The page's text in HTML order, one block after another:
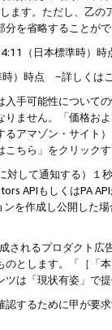
ます。ただし、乙
を省略することが
（日本標準時）
時）時点 −詳しくは
手可能性について
ません。「価格
アマゾン・サイト
ちら」をクリック
して通知する）
APIもしくはPA
を作成し公開した
されるプロダクト
とします。「［「
は「現状有姿」で
するために甲が要